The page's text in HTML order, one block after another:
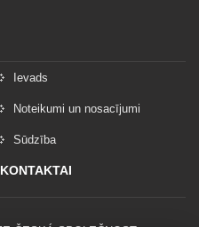
Ievads
Noteikumi un nosacījumi
Sūdzība
KONTAKTAI